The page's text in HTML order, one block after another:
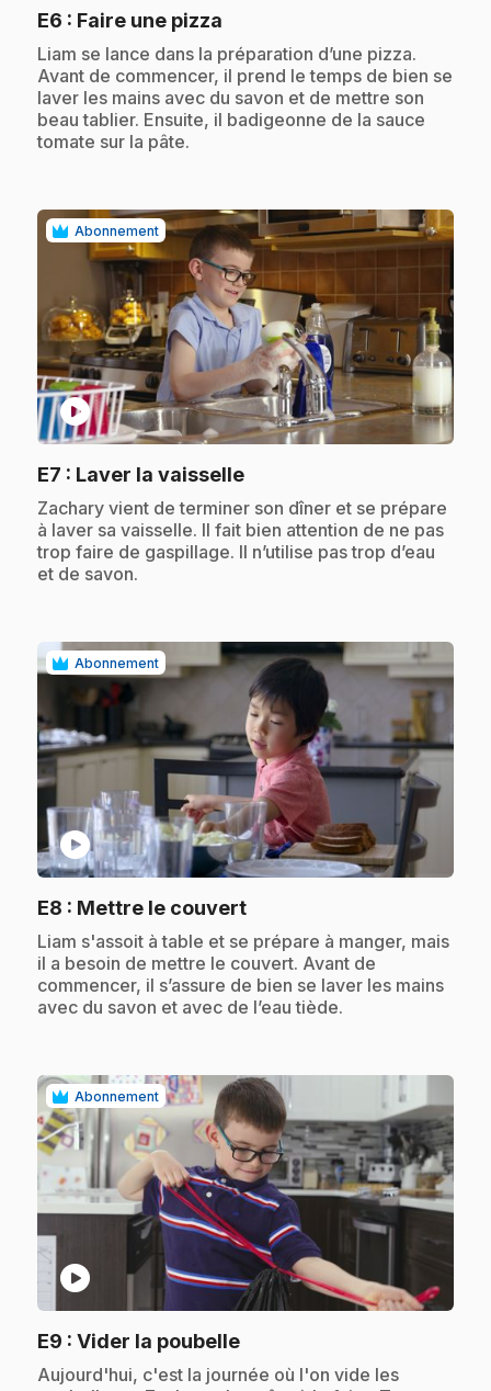
E6 : Faire une pizza
.Liam se lance dans la préparation d’une pizza.
Avant de commencer, il prend le temps de bien se
laver les mains avec du savon et de mettre son
beau tablier. Ensuite, il badigeonne de la sauce
tomate sur la pâte.
Abonnement
play_circle
E7 : Laver la vaisselle.
.Zachary vient de terminer son dîner et se prépare
à laver sa vaisselle. Il fait bien attention de ne pas
trop faire de gaspillage. Il n’utilise pas trop d’eau
et de savon.
Abonnement
play_circle
E8 : Mettre le couvert.
.Liam s'assoit à table et se prépare à manger, mais
il a besoin de mettre le couvert. Avant de
commencer, il s’assure de bien se laver les mains
avec du savon et avec de l’eau tiède.
Abonnement
play_circle
E9 : Vider la poubelle.
.Aujourd'hui, c'est la journée où l'on vide les